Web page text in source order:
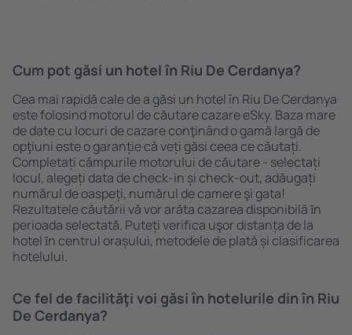
Cum pot găsi un hotel în Riu De Cerdanya?
Cea mai rapidă cale de a găsi un hotel în Riu De Cerdanya
este folosind motorul de căutare cazare eSky. Baza mare
de date cu locuri de cazare conţinând o gamă largă de
opţiuni este o garanție că veți găsi ceea ce căutați.
Completați câmpurile motorului de căutare - selectați
locul, alegeți data de check-in și check-out, adăugați
numărul de oaspeți, numărul de camere şi gata!
Rezultatele căutării vă vor arăta cazarea disponibilă ȋn
perioada selectată. Puteți verifica uşor distanța de la
hotel ȋn centrul orașului, metodele de plată și clasificarea
hotelului.
Ce fel de facilităţi voi găsi ȋn hotelurile din în Riu
De Cerdanya?